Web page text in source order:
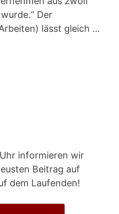
Der
lässt gleich …
informieren wir
Beitrag auf
dem Laufenden!